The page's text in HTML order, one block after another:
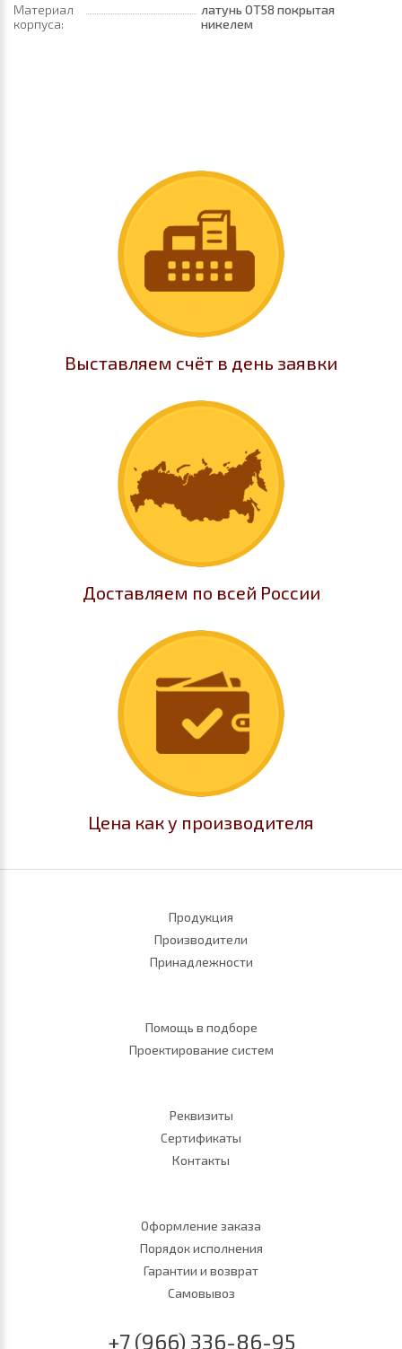
Материал
корпуса:
латунь ОТ58 покрытая
никелем
Выставляем счёт в день заявки
Доставляем по всей России
Цена как у производителя
Продукция
Производители
Принадлежности
Помощь в подборе
Проектирование систем
Реквизиты
Сертификаты
Контакты
Оформление заказа
Порядок исполнения
Гарантии и возврат
Самовывоз
+7 (966) 336-86-95